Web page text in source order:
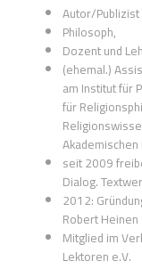
Autor/
Philosoph,
Dozent und
(ehemal.)
am Institut für
für
Akademischen
seit 2009
Dialog.
2012:
Robert Heinen
Mitglied im
Lektoren e.V.